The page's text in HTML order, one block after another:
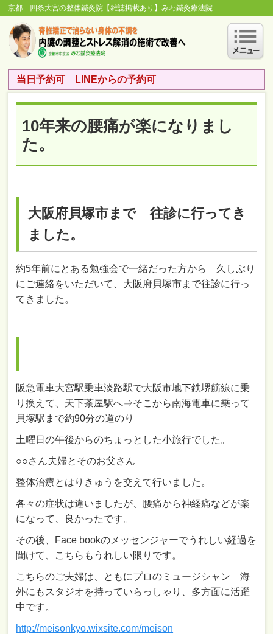
京都 四条大宮の整体鍼灸院【雑誌掲載あり】みわ鍼灸療法院
当日予約可 LINEからの予約可
10年来の腰痛が楽になりまし
た。
大阪府貝塚市まで 往診に行ってき
ました。
約5年前にとある勉強会で一緒だった方から 久しぶり
にご連絡をいただいて、大阪府貝塚市まで往診に行っ
てきました。
阪急電車大宮駅乗車淡路駅で大阪市地下鉄堺筋線に乗
り換えて、天下茶屋駅へ⇒そこから南海電車に乗って
貝塚駅まで約90分の道のり
土曜日の午後からのちょっとした小旅行でした。
○○さん夫婦とそのお父さん
整体治療とはりきゅうを交えて行いました。
各々の症状は違いましたが、腰痛から神経痛などが楽
になって、良かったです。
その後、Face bookのメッセンジャーでうれしい経過を
聞けて、こちらもうれしい限りです。
こちらのご夫婦は、ともにプロのミュージシャン 海
外にもスタジオを持っていらっしゃり、多方面に活躍
中です。
http://meisonkyo.wixsite.com/meison